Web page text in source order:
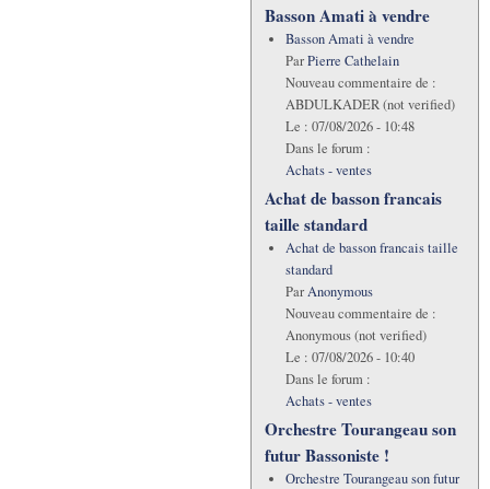
Basson Amati à vendre
Basson Amati à vendre
ParPierre Cathelain
Nouveau commentaire de :
ABDULKADER (not verified)
Le : 07/08/2026 - 10:48
Dans le forum :
Achats - ventes
Achat de basson francais
taille standard
Achat de basson francais taille
standard
ParAnonymous
Nouveau commentaire de :
Anonymous (not verified)
Le : 07/08/2026 - 10:40
Dans le forum :
Achats - ventes
Orchestre Tourangeau son
futur Bassoniste !
Orchestre Tourangeau son futur